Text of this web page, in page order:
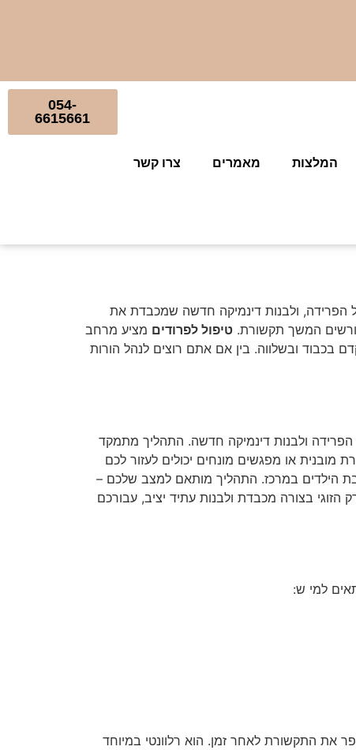
המלצות מאמרים צרו קשר
054-
6615661
הפרידה, ולבנות דינמיקה חדשה שמכבדת את
המשך תקשורת. טיפול לפרודים מציע מרחב
בכבוד ובשלווה. בין אם אתם רוצים לנהל הורות
ולבנות דינמיקה חדשה. התהליך מתמקד
או מפגשים מונחים יכולים לעזור לכם
הילדים במרכז. התהליך מותאם למצב שלכם –
בצורה מכבדת ולבנות עתיד יציב, עבורכם
למי ש:
את התקשורת לאחר זמן. הוא רלוונטי במיוחד